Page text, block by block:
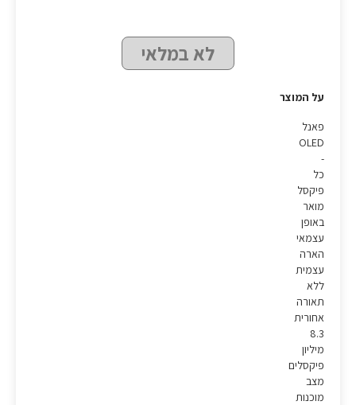
לא במלאי
על המוצר
פאנל
OLED
-
כל
פיקסל
מואר
באופן
עצמאי
הארה
עצמית
ללא
תאורה
אחורית
8.3
מיליון
פיקסלים
מצב
מוכנות